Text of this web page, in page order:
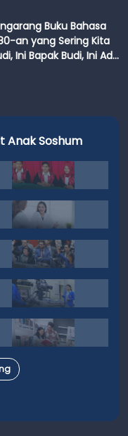
Buku Bahasa
an yang Sering Kita
Ini Bapak Budi, Ini Adik
Anak Soshum